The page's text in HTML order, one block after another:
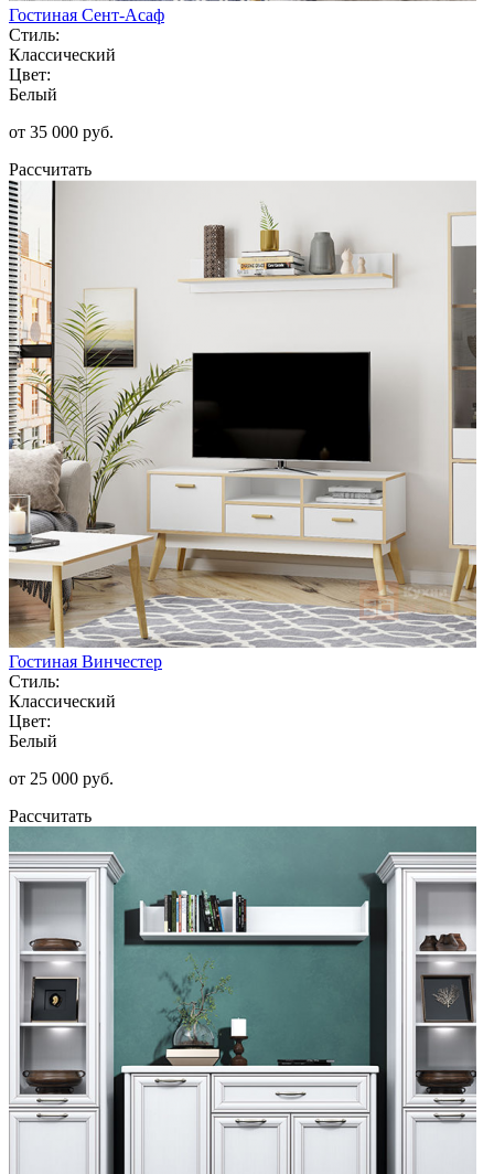
Гостиная Сент-Асаф
Стиль:
Классический
Цвет:
Белый
от 35 000 руб.
Рассчитать
Гостиная Винчестер
Стиль:
Классический
Цвет:
Белый
от 25 000 руб.
Рассчитать